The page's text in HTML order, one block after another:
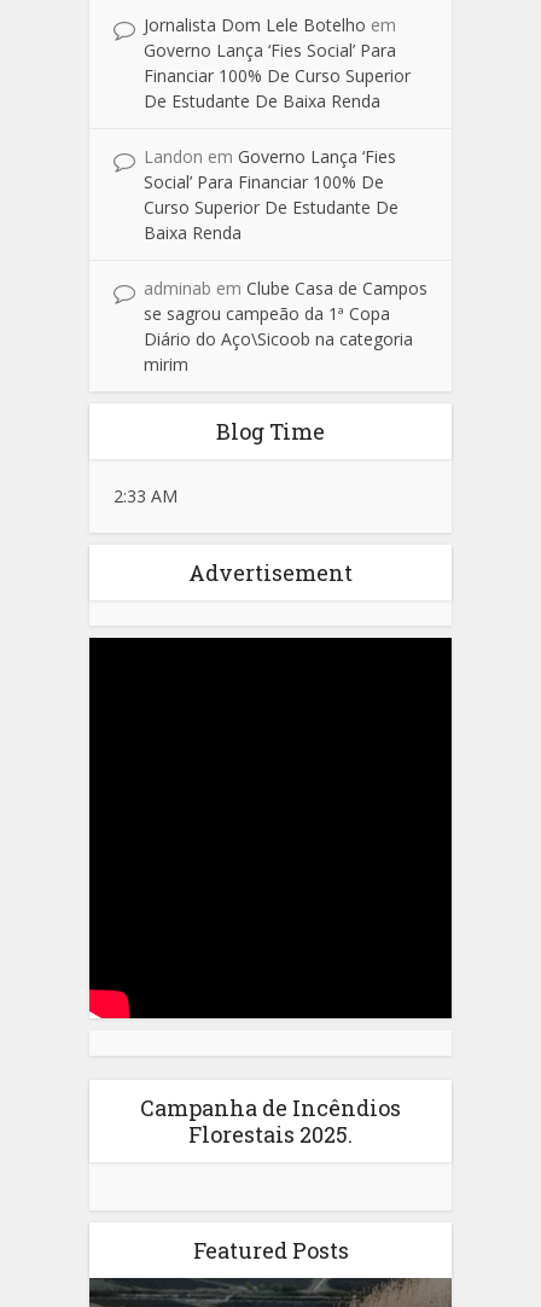
Jornalista Dom Lele Botelho em
Governo Lança ‘Fies Social’ Para
Financiar 100% De Curso Superior
De Estudante De Baixa Renda
Landon em Governo Lança ‘Fies
Social’ Para Financiar 100% De
Curso Superior De Estudante De
Baixa Renda
adminab em Clube Casa de Campos
se sagrou campeão da 1ª Copa
Diário do Aço\Sicoob na categoria
mirim
Blog Time
2:33 AM
Advertisement
Campanha de Incêndios
Florestais 2025.
Featured Posts